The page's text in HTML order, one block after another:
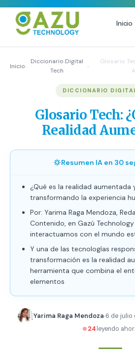
Inicio
Email Marketing y SMS
Publicidad Digital
Growth Youtube ↗
Inicio›
Diccionario Digital
Tech
›
Glosario
DICCIONARIO
Glosario Tech:
Realidad
Resumen IA en 30
¿Qué es la realidad aumentada
transformando la experiencia
Por: Yarima Raga Mendoza,
Contenido, en Gazú
interactuamos con el mundo
Y una de las tecnologías
transformación es la realidad
herramienta que combina el
elementos
Yarima Raga Mendoza 6 de julio
24 leyendo